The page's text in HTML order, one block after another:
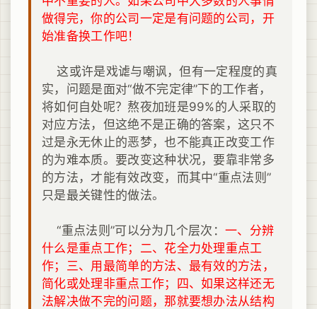
做得完，你的公司一定是有问题的公司，开
始准备换工作吧！
这或许是戏谑与嘲讽，但有一定程度的真
实，问题是面对“做不完定律”下的工作者，
将如何自处呢？熬夜加班是99%的人采取的
对应方法，但这绝不是正确的答案，这只不
过是永无休止的恶梦，也不能真正改变工作
的为难本质。要改变这种状况，要靠非常多
的方法，才能有效改变，而其中“重点法则”
只是最关键性的做法。
“重点法则”可以分为几个层次：一、分辨
什么是重点工作；二、花全力处理重点工
作；三、用最简单的方法、最有效的方法，
简化或处理非重点工作；四、如果这样还无
法解决做不完的问题，那就要想办法从结构